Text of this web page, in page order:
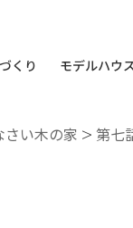
くり モデルハウス
さい木の家 > 第七